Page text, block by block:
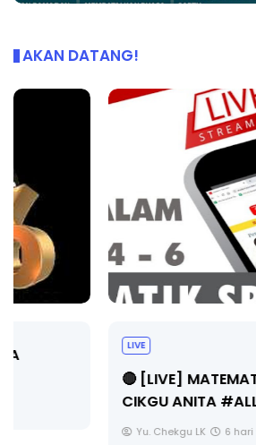
AKAN DATANG!
🔴 [LIVE] MATEMATIK SR,
CIKGU ANITA #ALLINONE #141
6 hari yang lalu